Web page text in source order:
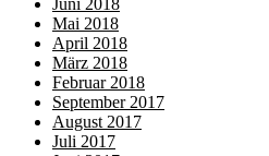
Mai 2018
April 2018
März 2018
Februar 2018
September 2017
August 2017
Juli 2017